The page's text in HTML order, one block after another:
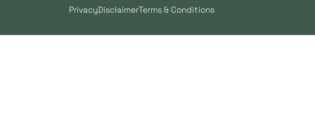
PrivacyDisclaimerTerms & Conditions